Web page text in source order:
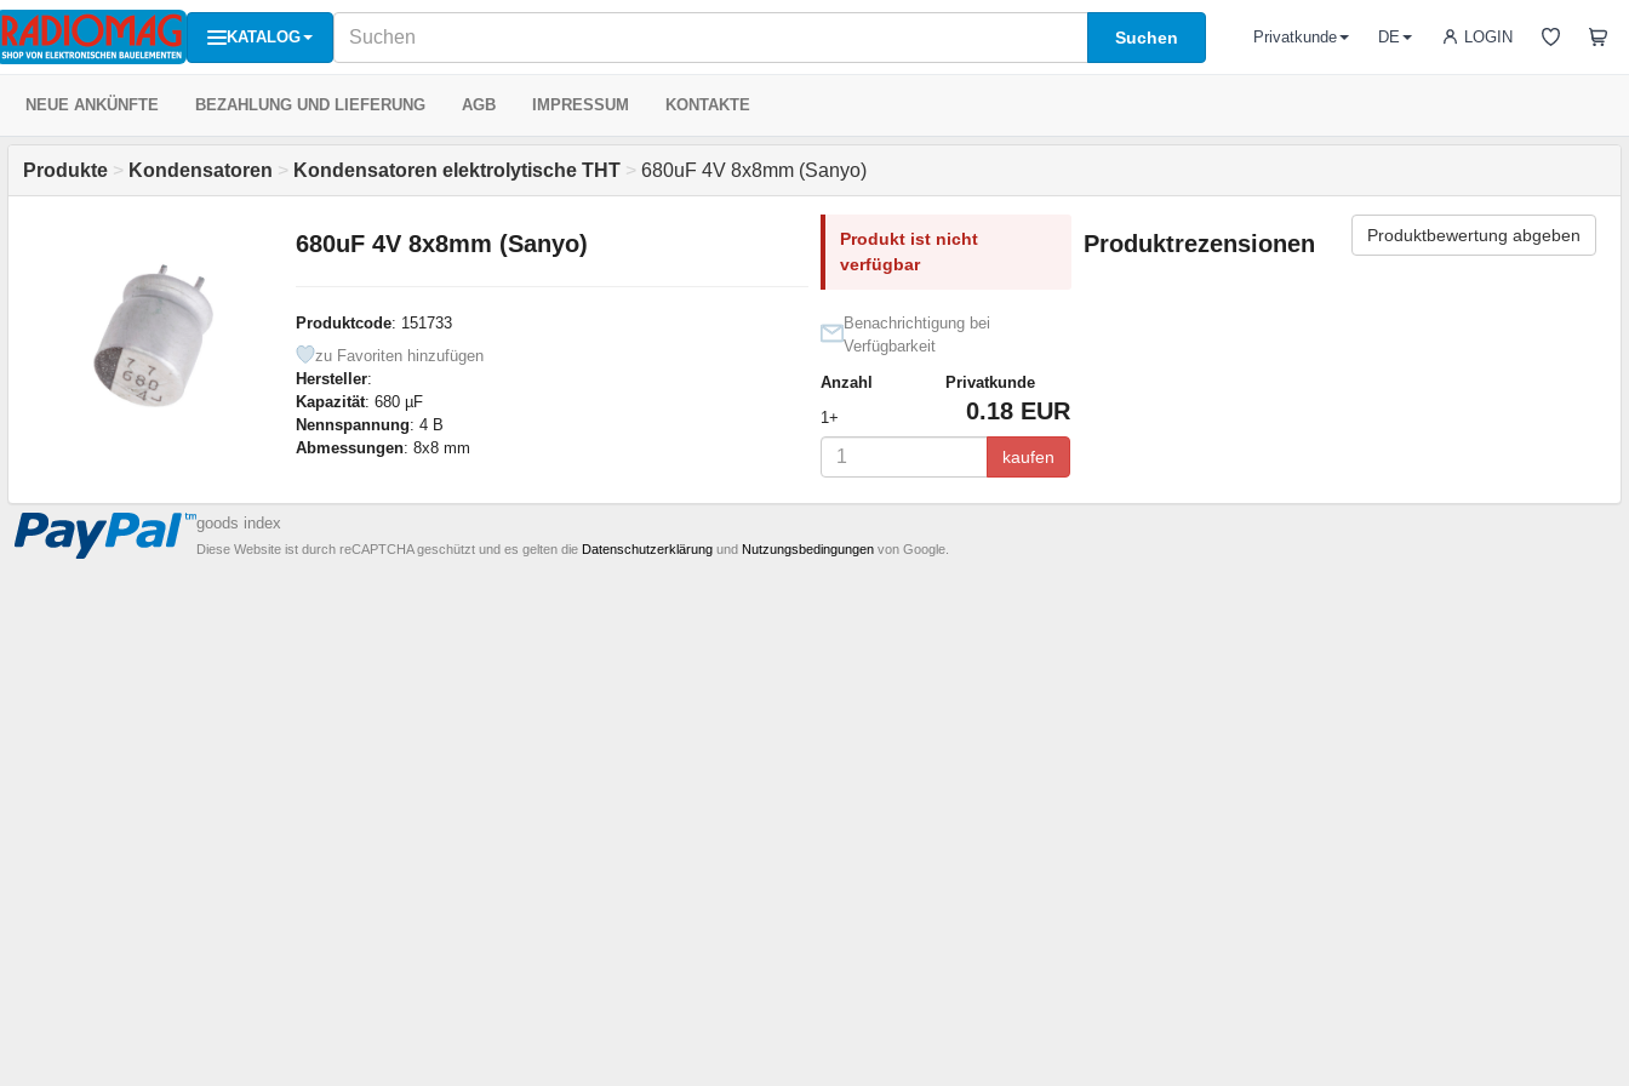
KATALOG Suchen LOGIN
Privatkunde DE
NEUE ANKÜNFTE BEZAHLUNG UND LIEFERUNG AGB IMPRESSUM KONTAKTE
Produkte > Kondensatoren > Kondensatoren elektrolytische THT > 680uF 4V 8x8mm (Sanyo)
680uF 4V 8x8mm (Sanyo)
Produktcode: 151733
zu Favoriten hinzufügen
Hersteller:
Kapazität: 680 µF
Nennspannung: 4 В
Abmessungen: 8x8 mm
Produkt ist nicht
verfügbar
Benachrichtigung bei
Verfügbarkeit
Anzahl
Privatkunde
1+
0.18 EUR
kaufen
Produktrezensionen Produktbewertung abgeben
goods index
Diese Website ist durch reCAPTCHA geschützt und es gelten die Datenschutzerklärung und Nutzungsbedingungen von Google.